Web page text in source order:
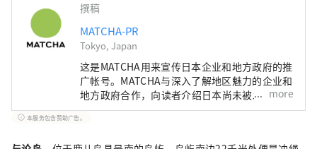
撰稿
MATCHA-PR
Tokyo, Japan
这是MATCHA用来宣传日本企业和地方政府的推
广帐号。MATCHA与深入了解地区魅力的企业和
地方政府合作，向读者介绍日本尚未被发现的魅
力！同时我们也根据该地区的政府和企业等提供
值得信赖的资讯撰写文章。
more
本服务包含赞助广告。